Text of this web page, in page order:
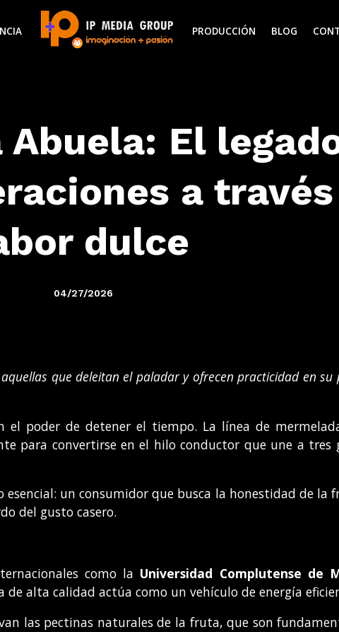
PRODUCCIÓN BLOG
El
a
dulce
04/27/2026
que deleitan el paladar y ofrecen practicidad en
el poder de detener el tiempo. La línea de
para convertirse en el hilo conductor que une a tres
un consumidor que busca la honestidad de la
del gusto casero.
como la Universidad Complutense de
alta calidad actúa como un vehículo de energía
las pectinas naturales de la fruta, que son